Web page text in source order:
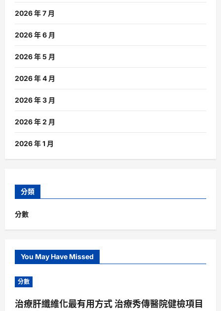
2026 年 7 月
2026 年 6 月
2026 年 5 月
2026 年 4 月
2026 年 3 月
2026 年 2 月
2026 年 1 月
分類
分數
You May Have Missed
分數
治療肝纖維化最有用方式 治療秀傳醫院健檢項目